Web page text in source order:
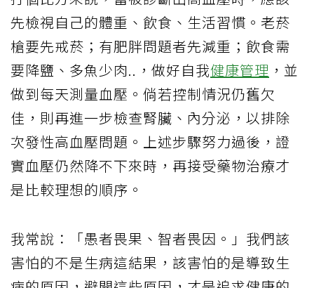
先檢視自己的體重、飲食、生活習慣。老菸
槍要先戒菸；有肥胖問題者先減重；飲食需
要降鹽、多魚少肉..，做好自我健康管理 ，並
做到每天測量血壓。倘若控制情況仍舊欠
佳，則再進一步檢查腎臟、內分泌，以排除
次發性高血壓問題。上述步驟努力過後，證
實血壓仍然降不下來時，再接受藥物治療才
是比較理想的順序。
我常說：「愚者畏果、智者畏因。」我們該
害怕的不是生病這結果，該害怕的是導致生